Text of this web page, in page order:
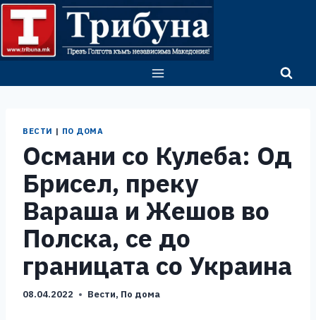
Skip
content
ВЕСТИ | ПО ДОМА
Османи со Кулеба: Од
Брисел, преку
Вараша и Жешов во
Полска, се до
границата со Украина
08.04.2022 Вести, По дома